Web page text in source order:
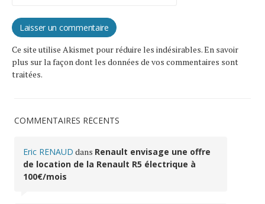
Ce site utilise Akismet pour réduire les indésirables.En savoir
plus sur la façon dont les données de vos commentaires sont
traitées.
COMMENTAIRES RÉCENTS
Eric RENAUD dans Renault envisage une offre
de location de la Renault R5 électrique à
100€/mois